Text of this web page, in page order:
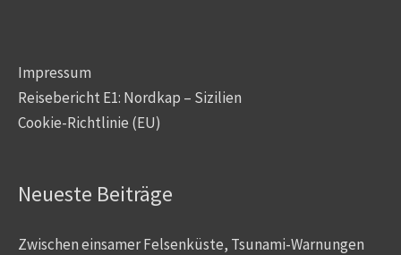
Impressum
Reisebericht E1: Nordkap – Sizilien
Cookie-Richtlinie (EU)
Neueste Beiträge
Zwischen einsamer Felsenküste, Tsunami-Warnungen